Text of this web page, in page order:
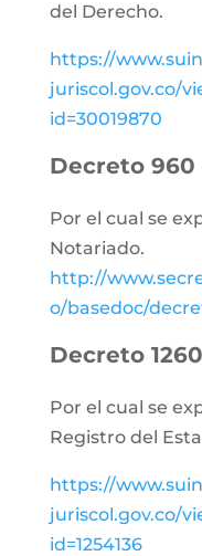
del Derecho.
https://
juriscol.gov.co/
id=30019870
Decreto 960
Por el cual se
Notariado.
http://
o/basedoc/
Decreto
Por el cual se
Registro del
https://
juriscol.gov.co/
id=1254136